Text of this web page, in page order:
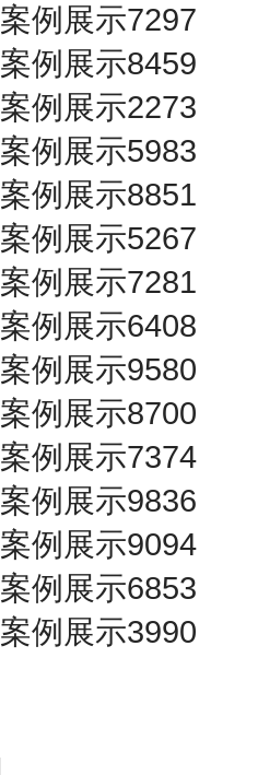
案例展示7297
案例展示8459
案例展示2273
案例展示5983
案例展示8851
案例展示5267
案例展示7281
案例展示6408
案例展示9580
案例展示8700
案例展示7374
案例展示9836
案例展示9094
案例展示6853
案例展示3990